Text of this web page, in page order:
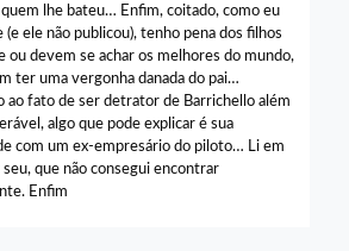
lhe bateu… Enfim, coitado, como eu
(e ele não publicou), tenho pena dos filhos
ou devem se achar os melhores do mundo,
ter uma vergonha danada do pai…
ao fato de ser detrator de Barrichello além
algo que pode explicar é sua
com um ex-empresário do piloto… Li em
que não consegui encontrar
Enfim